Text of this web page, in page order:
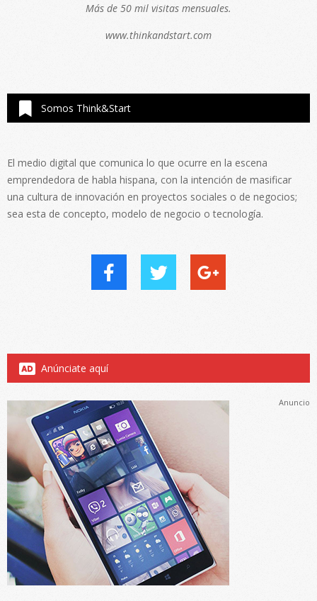
Más de 50 mil visitas mensuales.
www.thinkandstart.com
Somos Think&Start
El medio digital que comunica lo que ocurre en la escena
emprendedora de habla hispana, con la intención de masificar
una cultura de innovación en proyectos sociales o de negocios;
sea esta de concepto, modelo de negocio o tecnología.
Anúnciate aquí
Anuncio